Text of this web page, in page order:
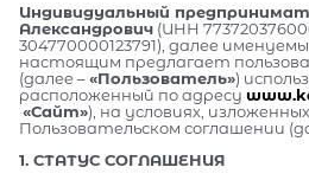
Индивидуальный
Александрович (ИНН
304770000123791), далее
настоящим предлагает
(далее –«Пользователь»)
расположенный по адресу
«Сайт»), на условиях,
Пользовательском соглашении
1. СТАТУС СОГЛАШЕНИЯ